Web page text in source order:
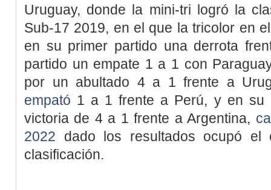
Uruguay, donde la mini-tri logró la
Sub-17 2019, en el que la tricolor en
en su primer partido una derrota
partido un empate 1 a 1 con
por un abultado 4 a 1 frente a
empató 1 a 1 frente a Perú, y en su
victoria de 4 a 1 frente a Argentina,
2022 dado los resultados ocupó el
clasificación.